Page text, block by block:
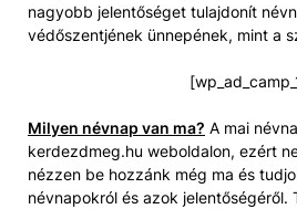
nagyobb jelentőséget tulajdonít
védőszentjének ünnepének, mint a
Milyen névnap van ma? A mai
kerdezdmeg.hu weboldalon, ezért
nézzen be hozzánk még ma és
névnapokról és azok jelentőségéről.